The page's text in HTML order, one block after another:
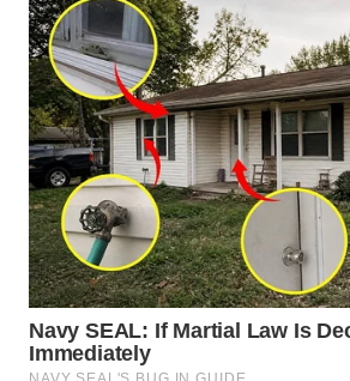
WN
KARAWANG
WN
BEKASI
WN
BOGOR
WN
DEPOK